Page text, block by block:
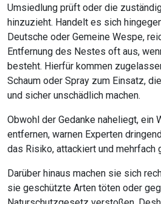
Umsiedlung prüft oder die
hinzuzieht. Handelt es sich
Deutsche oder Gemeine Wespe,
Entfernung des Nestes oft aus,
besteht. Hierfür kommen
Schaum oder Spray zum Einsatz,
und sicher unschädlich machen.
Obwohl der Gedanke naheliegt, ein
entfernen, warnen Experten
das Risiko, attackiert und mehrfach
Darüber hinaus machen sie sich
sie geschützte Arten töten oder